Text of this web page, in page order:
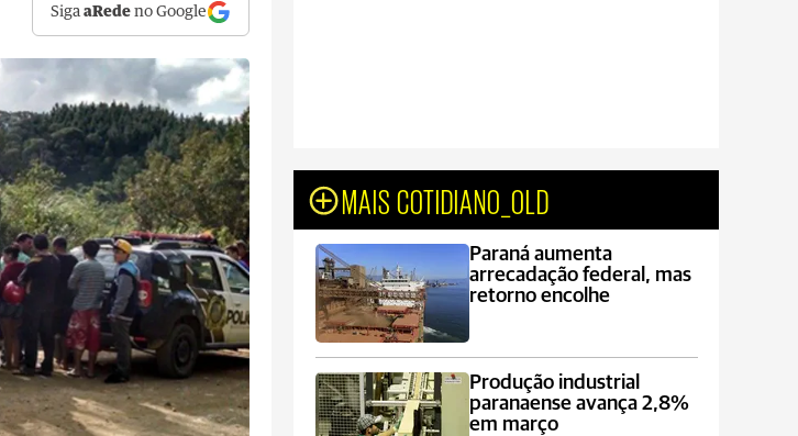
SigaaRede no Google
MAIS COTIDIANO_OLD
Paraná aumenta
arrecadação federal, mas
retorno encolhe
Produção industrial
paranaense avança 2,8%
em março